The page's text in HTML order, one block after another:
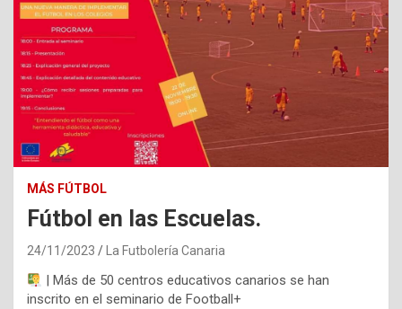
MÁS FÚTBOL
Fútbol en las Escuelas.
24/11/2023 La Futbolería Canaria
| Más de 50 centros educativos canarios se han
inscrito en el seminario de Football+